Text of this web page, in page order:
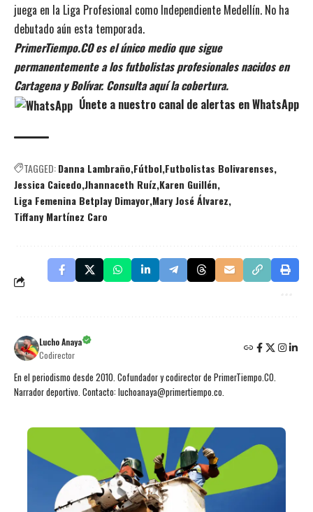
juega en la Liga Profesional como Independiente Medellín. No ha
debutado aún esta temporada.
PrimerTiempo.CO es el único medio que sigue
permanentemente a los futbolistas profesionales nacidos en
Cartagena y Bolívar. Consulta aquí la cobertura.
Únete a nuestro canal de alertas en WhatsApp
TAGGED:Danna Lambraño Fútbol Futbolistas Bolivarenses
Jessica Caicedo Jhannaceth Ruíz Karen Guillén
Liga Femenina Betplay Dimayor Mary José Álvarez
Tiffany Martínez Caro
Lucho Anaya
Codirector
En el periodismo desde 2010. Cofundador y codirector de PrimerTiempo.CO.
Narrador deportivo. Contacto: luchoanaya@primertiempo.co.